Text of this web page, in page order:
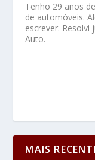
Tenho 29 anos
de automóveis.
escrever.
Auto.
MAIS